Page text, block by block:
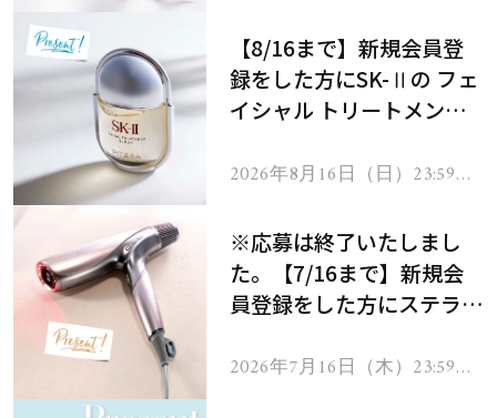
【8/16まで】新規会員登
録をした方にSK-Ⅱの フェ
イシャル トリートメント
2026年8月16日（日）23:59ま
※応募は終了いたしまし
た。【7/16まで】新規会
員登録をした方にステラボ
ヘアドライヤー ジュエル
2026年7月16日（木）23:59ま